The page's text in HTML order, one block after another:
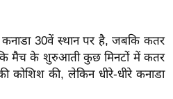
30वें स्थान पर है, जबकि कतर
मैच के शुरुआती कुछ मिनटों में कतर
की, लेकिन धीरे-धीरे कनाडा